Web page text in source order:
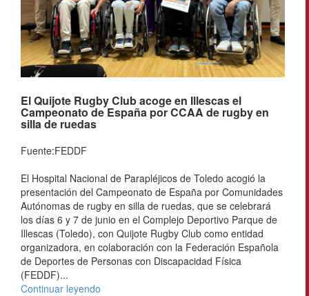
El Quijote Rugby Club acoge en Illescas el
Campeonato de España por CCAA de rugby en
silla de ruedas
Fuente:FEDDF
El Hospital Nacional de Parapléjicos de Toledo acogió la
presentación del Campeonato de España por Comunidades
Autónomas de rugby en silla de ruedas, que se celebrará
los días 6 y 7 de junio en el Complejo Deportivo Parque de
Illescas (Toledo), con Quijote Rugby Club como entidad
organizadora, en colaboración con la Federación Española
de Deportes de Personas con Discapacidad Física
(FEDDF)...
Continuar leyendo